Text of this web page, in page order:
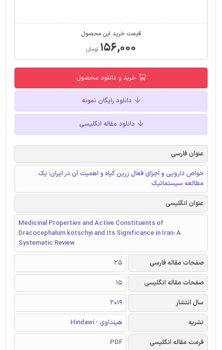
قیمت خرید این محصول
۱۵۶,۰۰۰ تومان
خرید و دانلود محصول
دانلود رایگان نمونه
دانلود مقاله انگلیسی
عنوان فارسی
خواص دارویی و اجزای فعال زرین گیاه و اهمیت آن در ایران: یک
مطالعه سیستماتیک
عنوان انگلیسی
Medicinal Properties and Active Constituents of
Dracocephalum kotschyi and Its Significance in Iran: A
Systematic Review
صفحات مقاله فارسی
25
صفحات مقاله انگلیسی
15
سال انتشار
2019
نشریه
هینداوی - Hindawi
فرمت مقاله انگلیسی
PDF